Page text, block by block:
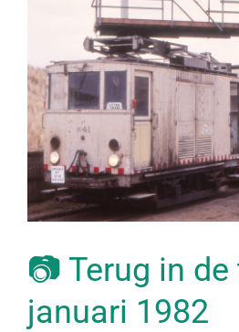
📷 Terug in
januari 1982